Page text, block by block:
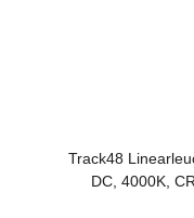
Track48
DC, 4000K,